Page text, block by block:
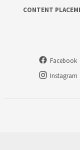
CONTENT
Facebook
Instagram